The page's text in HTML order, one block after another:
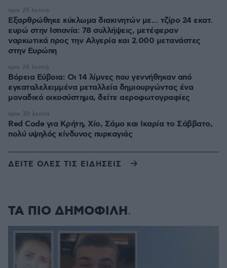
Εξαρθρώθηκε κύκλωμα διακινητών με... τζίρο 24 εκατ.
ευρώ στην Ισπανία: 78 συλλήψεις, μετέφεραν
ναρκωτικά προς την Αλγερία και 2.000 μετανάστες
στην Ευρώπη
πριν 25 λεπτά
Βόρεια Εύβοια: Οι 14 λίμνες που γεννήθηκαν από
εγκαταλελειμμένα μεταλλεία δημιουργώντας ένα
μοναδικό οικοσύστημα, δείτε αεροφωτογραφίες
πριν 26 λεπτά
Red Code για Κρήτη, Χίο, Σάμο και Ικαρία το Σάββατο,
πολύ υψηλός κίνδυνος πυρκαγιάς
πριν 30 λεπτά
ΔΕΙΤΕ ΟΛΕΣ ΤΙΣ ΕΙΔΗΣΕΙΣ
ΤΑ ΠΙΟ ΔΗΜΟΦΙΛΗ